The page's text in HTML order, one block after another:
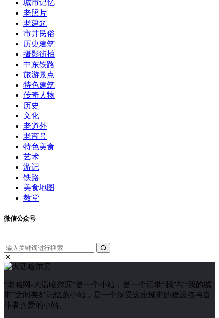
城市记忆
老照片
老建筑
市井民俗
历史建筑
摄影街拍
中东铁路
旅游景点
特色建筑
传奇人物
历史
文化
老道外
老商号
特色美食
艺术
游记
铁路
美食地图
教堂
微信公众号
“老哈网-大话哈尔滨”是一个小站，是一个记录“我”与“我的城
市”之间美好记忆的小站，是一个深受这座城市的建设者与奋
斗者喜爱的小站。